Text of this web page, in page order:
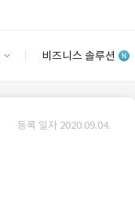
비즈니스 솔루션
안심 코드 케어
등록 일자 2020.09.04.